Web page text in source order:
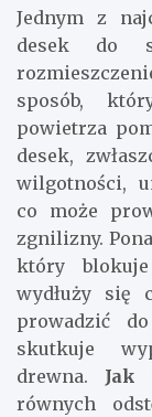
Jednym z
desek do
sposób,
powietrza
desek,
wilgotności,
co może
zgnilizny.
który
wydłuży się
prowadzić
skutkuje
drewna. Jak
równych